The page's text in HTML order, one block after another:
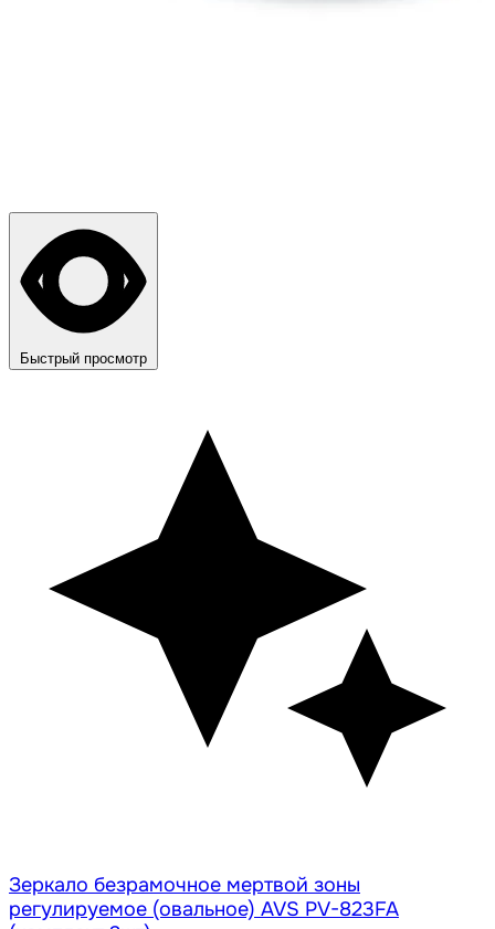
Быстрый просмотр
Зеркало безрамочное мертвой зоны
регулируемое (овальное) AVS PV-823FA